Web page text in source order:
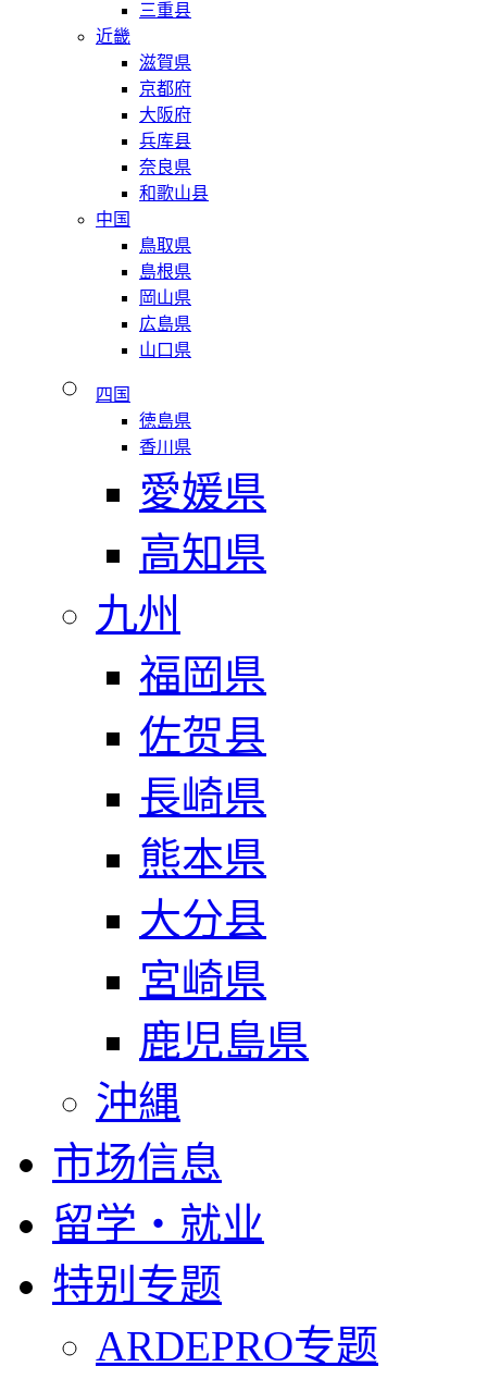
三重县
近畿
滋賀県
京都府
大阪府
兵库县
奈良県
和歌山县
中国
鳥取県
島根県
岡山県
広島県
山口県
四国
徳島県
香川県
愛媛県
高知県
九州
福岡県
佐贺县
長崎県
熊本県
大分县
宮崎県
鹿児島県
沖縄
市场信息
留学・就业
特别专题
ARDEPRO专题